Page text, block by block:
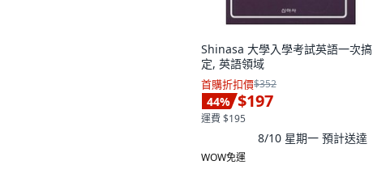
Shinasa 大學入學考試英語一次搞
定, 英語領域
首購折扣價$352
44% $197
運費 $195
8/10 星期一 預計送達
WOW免運